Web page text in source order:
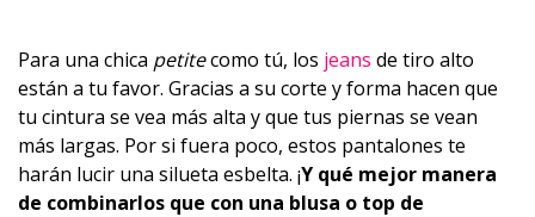
Para una chica petitecomo tú, los jeans de tiro alto
están a tu favor. Gracias a su corte y forma hacen que
tu cintura se vea más alta y que tus piernas se vean
más largas. Por si fuera poco, estos pantalones te
harán lucir una silueta esbelta. ¡Y qué mejor manera
de combinarlos que con una blusa o top de